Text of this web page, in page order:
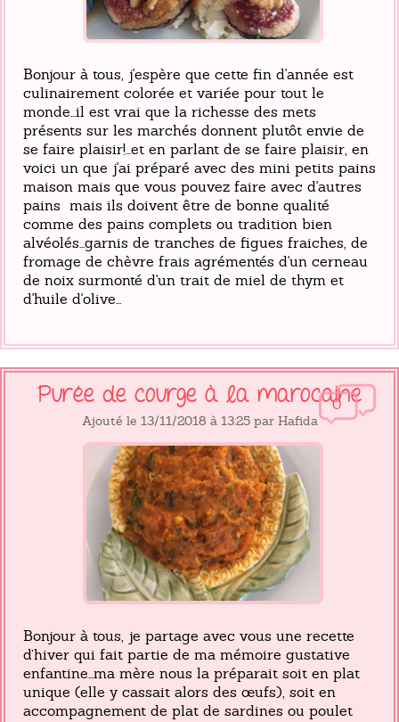
Bonjour à tous, j'espère que cette fin d'année est
culinairement colorée et variée pour tout le
monde...il est vrai que la richesse des mets
présents sur les marchés donnent plutôt envie de
se faire plaisir!...et en parlant de se faire plaisir, en
voici un que j'ai préparé avec des mini petits pains
maison mais que vous pouvez faire avec d'autres
pains mais ils doivent être de bonne qualité
comme des pains complets ou tradition bien
alvéolés...garnis de tranches de figues fraiches, de
fromage de chèvre frais agrémentés d'un cerneau
de noix surmonté d'un trait de miel de thym et
d'huile d'olive...
0
Purée de courge à la marocaine
Ajouté le 13/11/2018 à 13:25 par Hafida
Bonjour à tous, je partage avec vous une recette
d’hiver qui fait partie de ma mémoire gustative
enfantine...ma mère nous la préparait soit en plat
unique (elle y cassait alors des œufs), soit en
accompagnement de plat de sardines ou poulet